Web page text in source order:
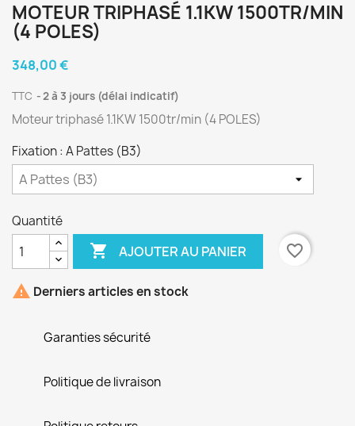
MOTEUR TRIPHASÉ 1.1KW 1500TR/MIN
(4 POLES)
348,00 €
TTC 2 à 3 jours (délai indicatif)
Moteur triphasé 1.1KW 1500tr/min (4 POLES)
Fixation : A Pattes (B3)
Quantité
 AJOUTER AU PANIER favorite_border
 Derniers articles en stock
Garanties sécurité
Politique de livraison